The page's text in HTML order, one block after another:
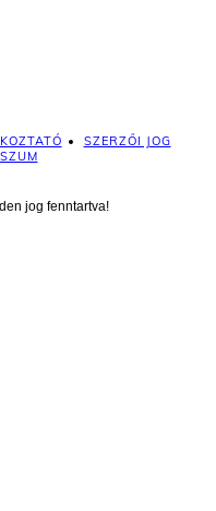
SZERZŐI JOG
jog fenntartva!